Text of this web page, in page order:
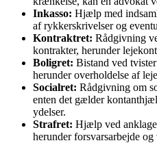
Inkasso: Hjælp med
af rykkerskrivelser og
Kontraktret: Rådgivning
kontrakter, herunder
Boligret: Bistand ved
herunder overholdelse af
Socialret: Rådgivning om
enten det gælder
ydelser.
Strafret: Hjælp ved
herunder forsvarsarbejde